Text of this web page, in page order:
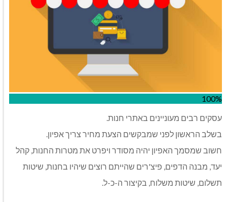
100%
עסקים‭ ‬רבים‭ ‬מעוניינים‭ ‬באתרי‭ ‬חנות. ‬
בשלב‭ ‬הראשון‭ ‬לפני‭ ‬שמבקשים‭ ‬הצעת‭ ‬מחיר‭ ‬צריך‭ ‬אפיון‭.‬
‬תשלום‭,‬ שיטות‭ ‬משלוח‭,‬ בקיצור‭ ‬ה‭-‬כ‭-‬ל‭.‬